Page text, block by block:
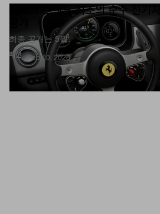
패션
페라리 브랜드 최초의 순수 전기
최종 공개는 5월.
Feb 10, 2026